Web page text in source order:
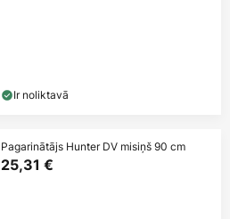
Ir noliktavā
Pagarinātājs Hunter DV misiņš 90 cm
25,31 €